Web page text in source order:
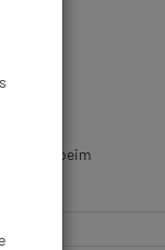
ist beim